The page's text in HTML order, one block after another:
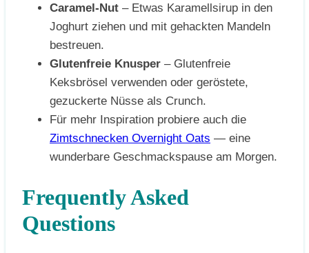
Caramel-Nut – Etwas Karamellsirup in den
Joghurt ziehen und mit gehackten Mandeln
bestreuen.
Glutenfreie Knusper – Glutenfreie
Keksbrösel verwenden oder geröstete,
gezuckerte Nüsse als Crunch.
Für mehr Inspiration probiere auch die
Zimtschnecken Overnight Oats — eine
wunderbare Geschmackspause am Morgen.
Frequently Asked
Questions